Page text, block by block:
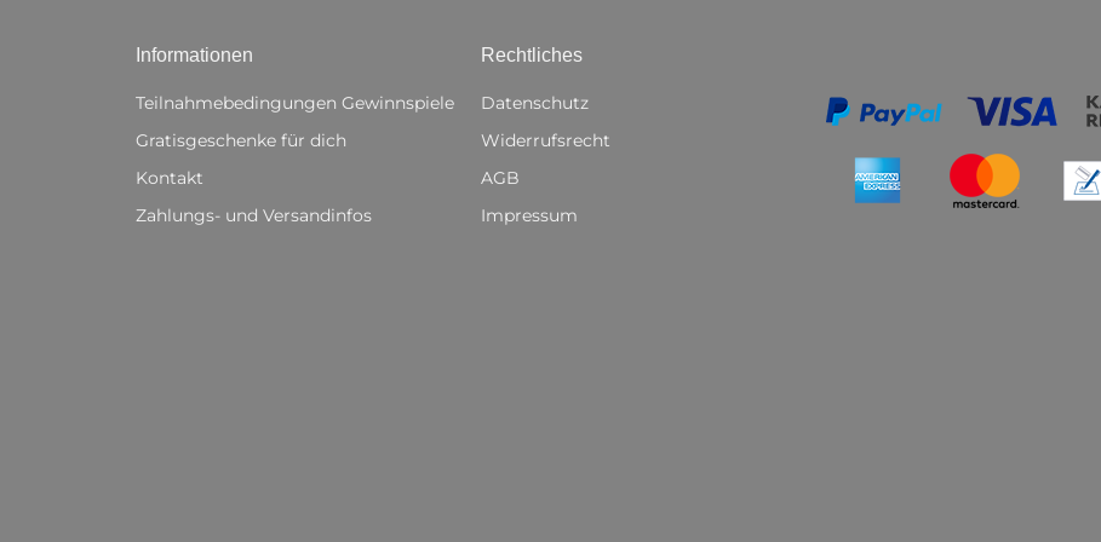
Informationen
Teilnahmebedingungen Gewinnspiele
Gratisgeschenke für dich
Kontakt
Zahlungs- und Versandinfos
Rechtliches
Datenschutz
Widerrufsrecht
AGB
Impressum